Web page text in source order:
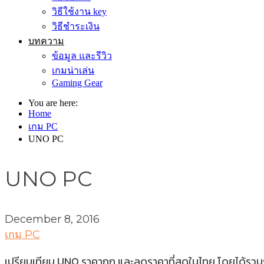
วิธีใช้งาน key
วิธีชำระเงิน
บทความ
ข้อมูล และรีวิว
เกมน่าเล่น
Gaming Gear
You are here:
Home
เกม PC
UNO PC
UNO PC
December 8, 2016
เกม PC